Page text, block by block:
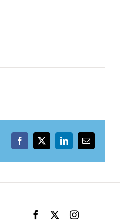
Facebook
X LinkedInEmail
Facebook Instagram